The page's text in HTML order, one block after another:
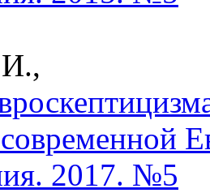
2017. №5